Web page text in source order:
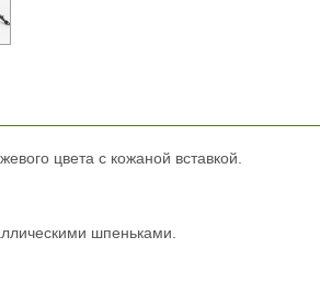
цвета с кожаной вставкой.
шпеньками.